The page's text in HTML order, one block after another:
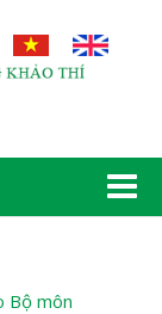
Bộ môn